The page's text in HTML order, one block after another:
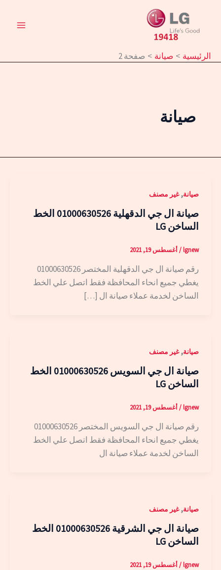
المحتوى
الرئيسية صيانة صفحة 2
صيانة
صيانة,غير مصنف
صيانة ال جي الدقهلية 01000630526 الخط
الساخن LG
lgnew
/أغسطس 19, 2021
رقم صيانة ال جي الدقهلية المختصر 01000630526
يغطي جميع انحاء المحافظة فقط اتصل علي الخط
الساخن لخدمة عملاء صيانة ال […]
صيانة,غير مصنف
صيانة ال جي السويس 01000630526 الخط
الساخن LG
lgnew
/أغسطس 19, 2021
رقم صيانة ال جي السويس المختصر 01000630526
يغطي جميع انحاء المحافظة فقط اتصل علي الخط
الساخن لخدمة عملاء صيانة ال
صيانة,غير مصنف
صيانة ال جي الشرقية 01000630526 الخط
الساخن LG
lgnew
/ أغسطس 19, 2021